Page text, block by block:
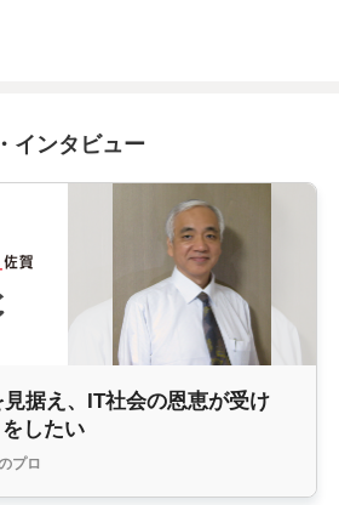
インタビュー
据え、IT社会の恩恵が受け
したい
プロ